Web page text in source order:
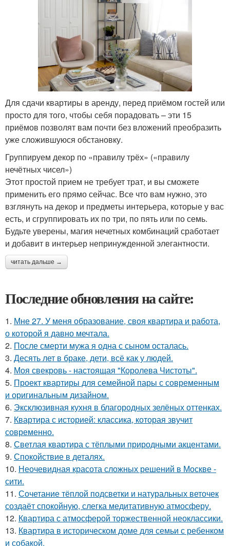
Для сдачи квартиры в аренду, перед приёмом гостей или
просто для того, чтобы себя порадовать – эти 15
приёмов позволят вам почти без вложений преобразить
уже сложившуюся обстановку.
Группируем декор по «правилу трёх» («правилу
нечётных чисел»)
Этот простой прием не требует трат, и вы сможете
применить его прямо сейчас. Все что вам нужно, это
взглянуть на декор и предметы интерьера, которые у вас
есть, и сгруппировать их по три, по пять или по семь.
Будьте уверены, магия нечетных комбинаций сработает
и добавит в интерьер непринужденной элегантности.
читать дальше →
Последние обновления на сайте:
1. Мне 27. У меня образование, своя квартира и работа,
о которой я давно мечтала.
2. После смерти мужа я одна с сыном осталась.
3. Десять лет в браке, дети, всё как у людей.
4. Моя свекровь - настоящая "Королева Чистоты".
5. Проект квартиры для семейной пары с современным
и оригинальным дизайном.
6. Эксклюзивная кухня в благородных зелёных оттенках.
7. Квартира с историей: классика, которая звучит
современно.
8. Светлая квартира с тёплыми природными акцентами.
9. Спокойствие в деталях.
10. Неочевидная красота сложных решений в Москве -
сити.
11. Сочетание тёплой подсветки и натуральных веточек
создаёт спокойную, слегка медитативную атмосферу.
12. Квартира с атмосферой торжественной неоклассики.
13. Квартира в историческом доме для семьи с ребенком
и собакой.